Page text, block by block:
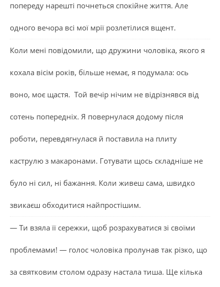
попереду нарешті почнеться спокійне життя. Але
одного вечора всі мої мрії розлетілися вщент.
Коли мені повідомили, що дружини чоловіка, якого я
кохала вісім років, більше немає, я подумала: ось
воно, моє щастя. Той вечір нічим не відрізнявся від
сотень попередніх. Я повернулася додому після
роботи, перевдягнулася й поставила на плиту
каструлю з макаронами. Готувати щось складніше не
було ні сил, ні бажання. Коли живеш сама, швидко
звикаєш обходитися найпростішим.
— Ти взяла її сережки, щоб розрахуватися зі своїми
проблемами! — голос чоловіка пролунав так різко, що
за святковим столом одразу настала тиша. Ще кілька